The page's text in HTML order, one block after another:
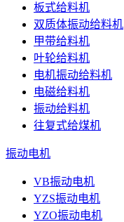
板式给料机
双质体振动给料机
甲带给料机
叶轮给料机
电机振动给料机
电磁给料机
振动给料机
往复式给煤机
振动电机
VB振动电机
YZS振动电机
YZO振动电机